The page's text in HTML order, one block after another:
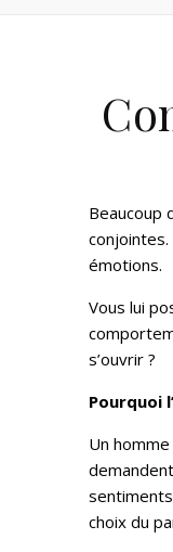
Beaucoup
conjointes.
émotions.
Vous lui
s’ouvrir ?
Pourquoi
Un
choix du